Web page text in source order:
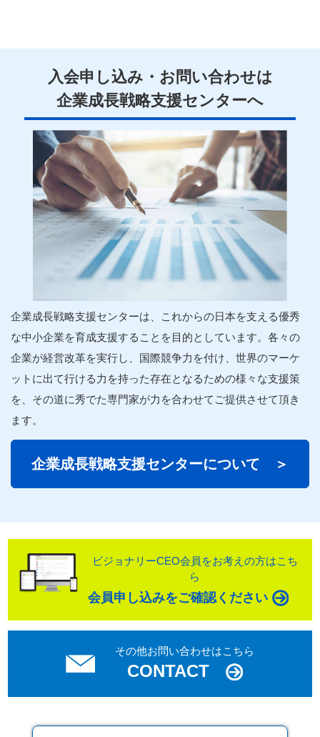
入会申し込み・お問い合わせは
企業成長戦略支援センターへ
企業成長戦略支援センターは、これからの日本を支える優秀
な中小企業を育成支援することを目的としています。各々の
企業が経営改革を実行し、国際競争力を付け、世界のマーケ
ットに出て行ける力を持った存在となるための様々な支援策
を、その道に秀でた専門家が力を合わせてご提供させて頂き
ます。
企業成長戦略支援センターについて ＞
ビジョナリーCEO会員をお考えの方はこち
ら
会員申し込みをご確認ください
その他お問い合わせはこちら
CONTACT